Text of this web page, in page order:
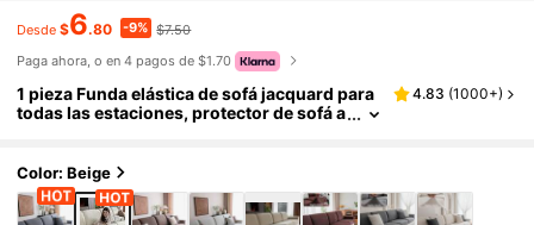
Desde $6.80 -9% $7.50
Paga ahora, o en 4 pagos de $1.70
1 pieza Funda elástica de sofá jacquard para
todas las estaciones, protector de sofá a
a para sofás en forma de L y de 1, 2, 3, 4 plaza
s, hogar estético
4.83 (1000+)
Color: Beige